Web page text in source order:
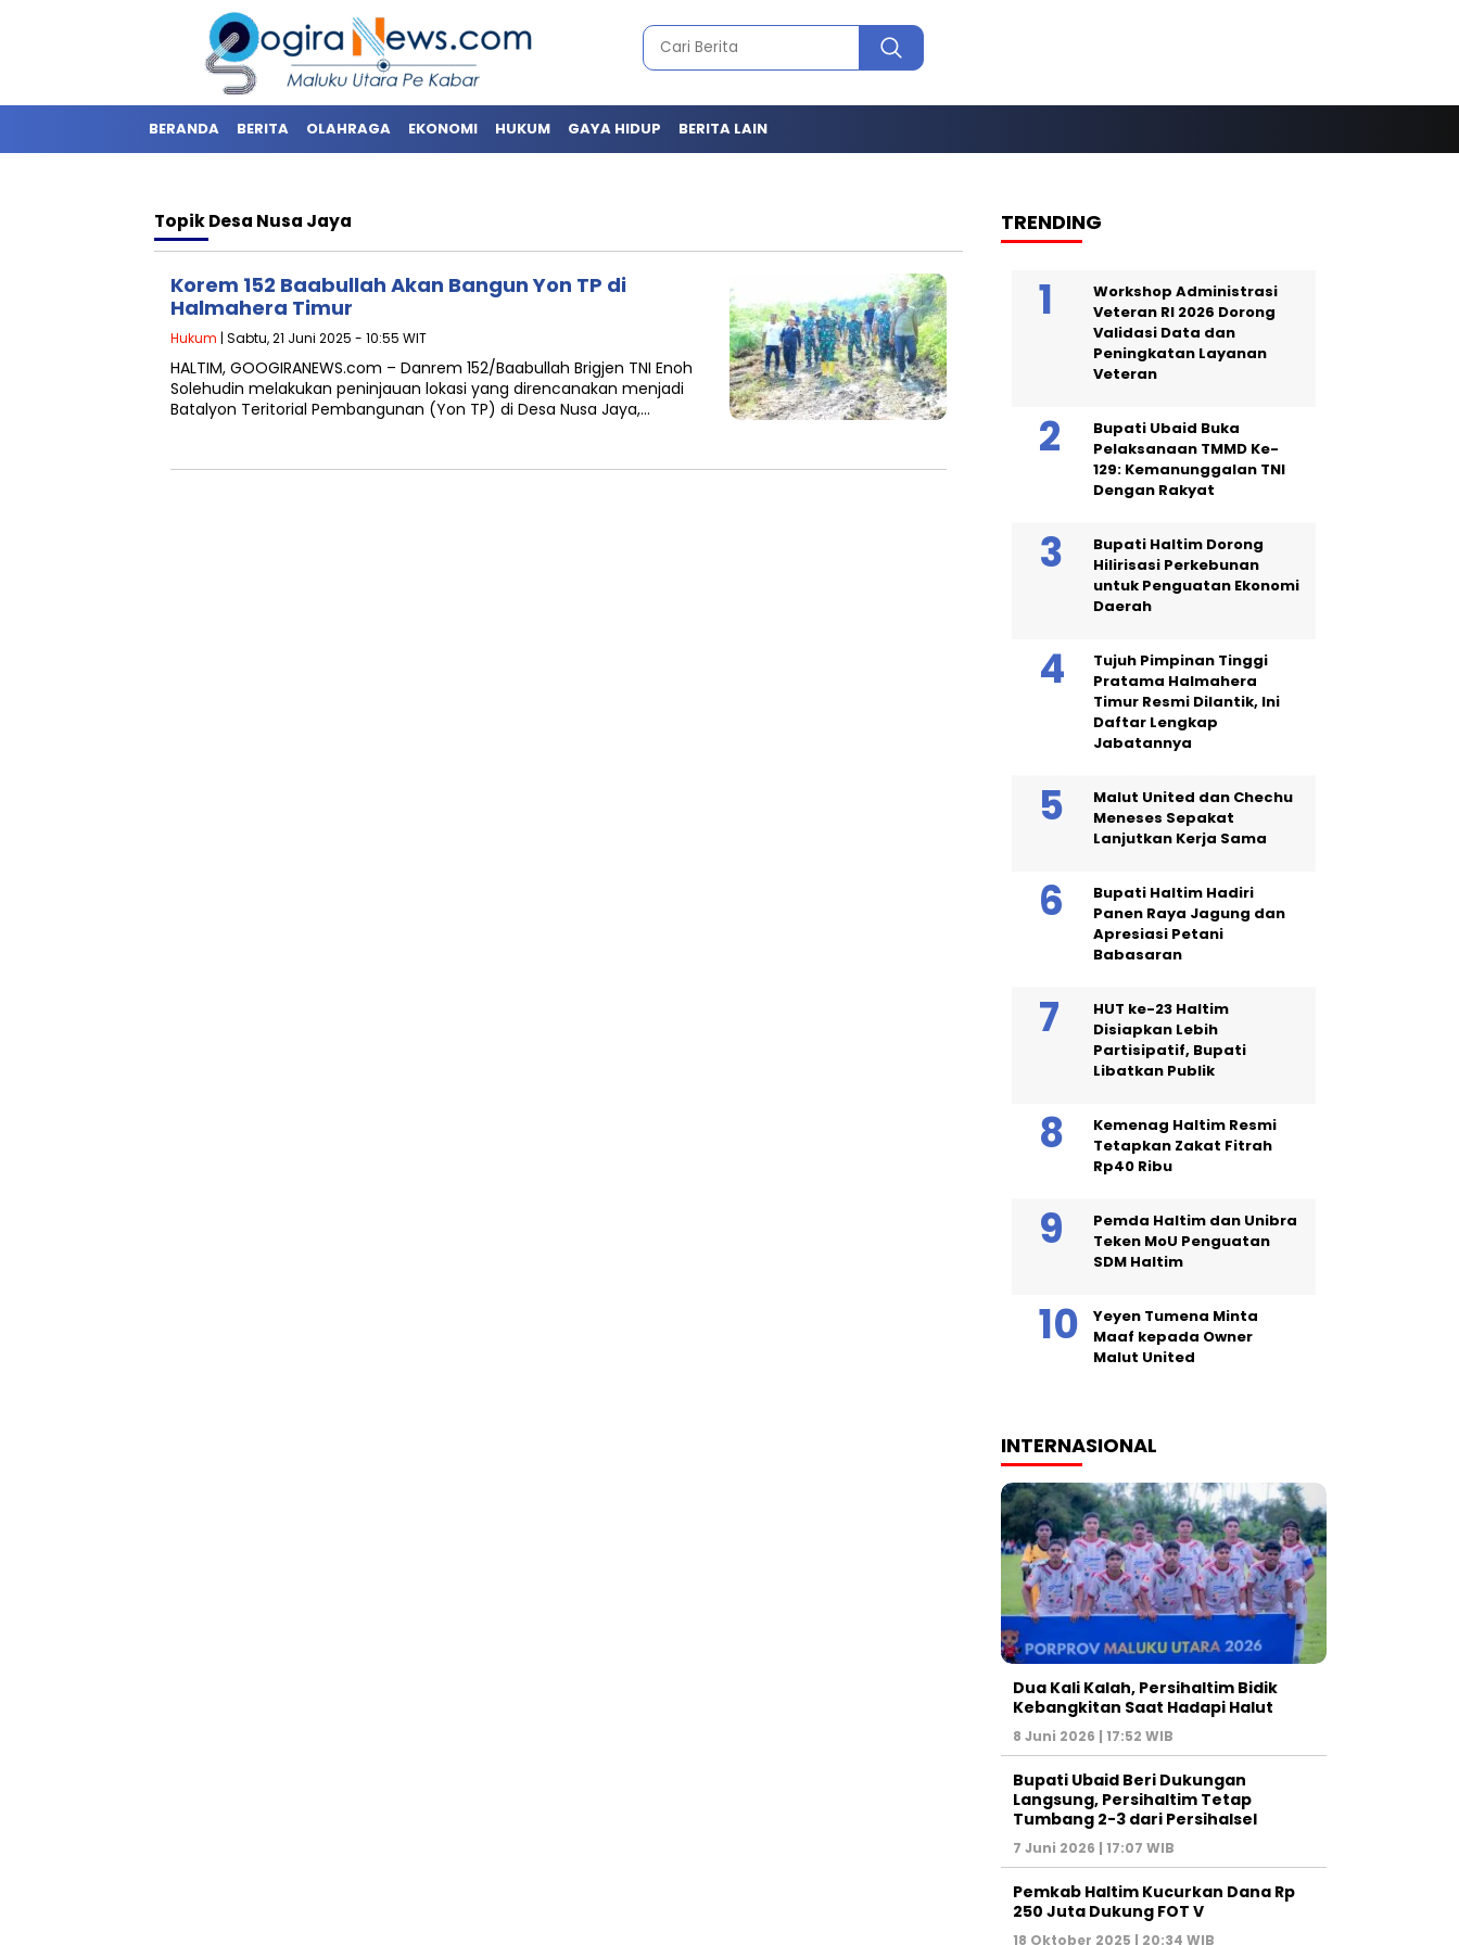
BERANDA BERITA OLAHRAGA EKONOMI HUKUM GAYA HIDUP BERITA LAIN
TopikDesa Nusa Jaya
Korem 152 Baabullah Akan Bangun Yon TP di
Halmahera Timur
Hukum | Sabtu, 21 Juni 2025 - 10:55 WIT
HALTIM, GOOGIRANEWS.com – Danrem 152/Baabullah Brigjen TNI Enoh
Solehudin melakukan peninjauan lokasi yang direncanakan menjadi
Batalyon Teritorial Pembangunan (Yon TP) di Desa Nusa Jaya,…
TRENDING
Workshop Administrasi
Veteran RI 2026 Dorong
Validasi Data dan
Peningkatan Layanan
Veteran
Bupati Ubaid Buka
Pelaksanaan TMMD Ke-
129: Kemanunggalan TNI
Dengan Rakyat
Bupati Haltim Dorong
Hilirisasi Perkebunan
untuk Penguatan Ekonomi
Daerah
Tujuh Pimpinan Tinggi
Pratama Halmahera
Timur Resmi Dilantik, Ini
Daftar Lengkap
Jabatannya
Malut United dan Chechu
Meneses Sepakat
Lanjutkan Kerja Sama
Bupati Haltim Hadiri
Panen Raya Jagung dan
Apresiasi Petani
Babasaran
HUT ke-23 Haltim
Disiapkan Lebih
Partisipatif, Bupati
Libatkan Publik
Kemenag Haltim Resmi
Tetapkan Zakat Fitrah
Rp40 Ribu
Pemda Haltim dan Unibra
Teken MoU Penguatan
SDM Haltim
Yeyen Tumena Minta
Maaf kepada Owner
Malut United
INTERNASIONAL
Dua Kali Kalah, Persihaltim Bidik
Kebangkitan Saat Hadapi Halut
8 Juni 2026 | 17:52 WIB
Bupati Ubaid Beri Dukungan
Langsung, Persihaltim Tetap
Tumbang 2-3 dari Persihalsel
7 Juni 2026 | 17:07 WIB
Pemkab Haltim Kucurkan Dana Rp
250 Juta Dukung FOT V
18 Oktober 2025 | 20:34 WIB